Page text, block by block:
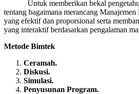
Untuk memberikan bekal
tentang bagaimana merancang
yang efektif dan proporsional serta
yang interaktif berdasarkan pengalaman
Metode Bimtek
Ceramah.
Diskusi.
Simulasi.
Penyusunan Program.